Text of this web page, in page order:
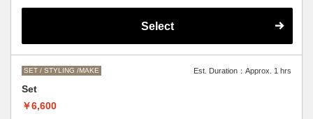
Select
SET / STYLING /MAKE Est. Duration：Approx. 1 hrs
Set
￥6,600